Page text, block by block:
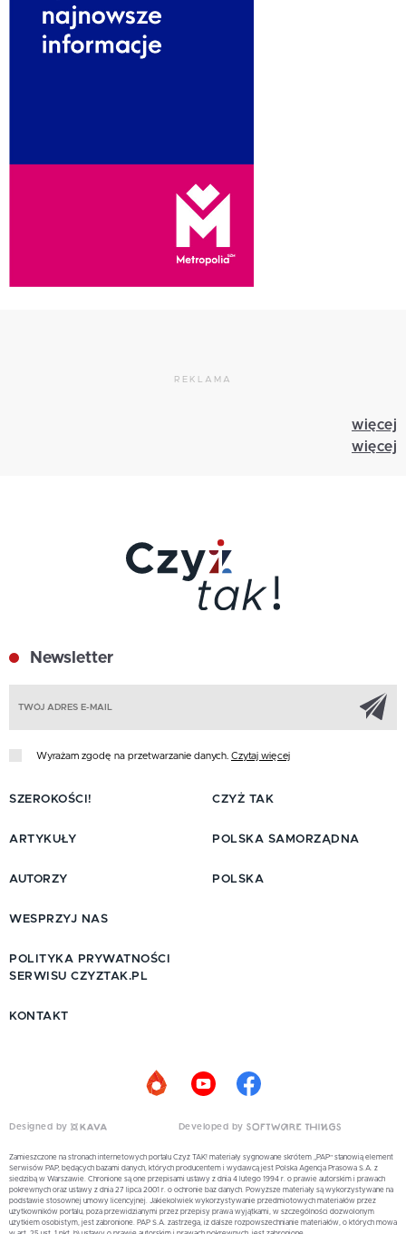
REKLAMA
więcej
więcej
Newsletter
Wyrażam zgodę na przetwarzanie danych. Czytaj więcej
SZEROKOŚCI!
ARTYKUŁY
AUTORZY
CZYŻ TAK
POLSKA SAMORZĄDNA
POLSKA
WESPRZYJ NAS
POLITYKA PRYWATNOŚCI
SERWISU CZYZTAK.PL
KONTAKT
Designed by Developed by
Zamieszczone na stronach internetowych portalu Czyż TAK! materiały sygnowane skrótem „PAP” stanowią element
Serwisów PAP, będących bazami danych, których producentem i wydawcą jest Polska Agencja Prasowa S.A. z
siedzibą w Warszawie. Chronione są one przepisami ustawy z dnia 4 lutego 1994 r. o prawie autorskim i prawach
pokrewnych oraz ustawy z dnia 27 lipca 2001 r. o ochronie baz danych. Powyższe materiały są wykorzystywane na
podstawie stosownej umowy licencyjnej. Jakiekolwiek wykorzystywanie przedmiotowych materiałów przez
użytkowników portalu, poza przewidzianymi przez przepisy prawa wyjątkami, w szczególności dozwolonym
użytkiem osobistym, jest zabronione. PAP S.A. zastrzega, iż dalsze rozpowszechnianie materiałów, o których mowa